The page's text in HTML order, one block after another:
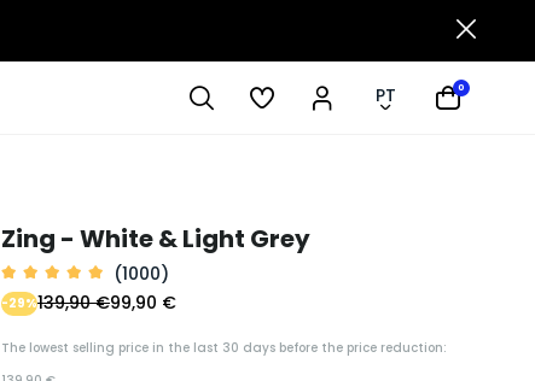
PT 0
Zing - White & Light Grey
(1000)
99,90 €
-29%139,90 €
The lowest selling price in the last 30 days before the price reduction: